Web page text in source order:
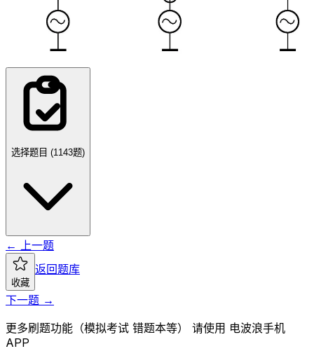
选择题目 (1143题)
← 上一题
收藏
返回题库
下一题 →
更多刷题功能（模拟考试 错题本等） 请使用 电波浪手机
APP